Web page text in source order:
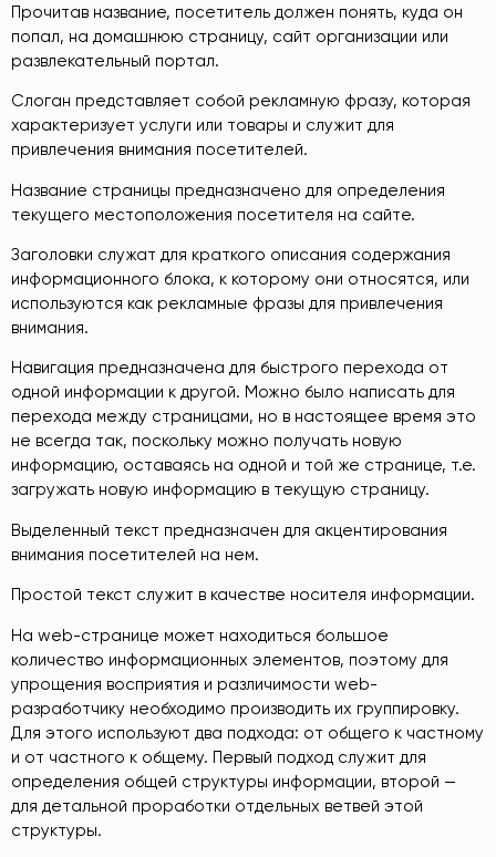
Прочитав название, посетитель должен понять, куда он
попал, на домашнюю страницу, сайт организации или
развлекательный портал.
Слоган представляет собой рекламную фразу, которая
характеризует услуги или товары и служит для
привлечения внимания посетителей.
Название страницы предназначено для определения
текущего местоположения посетителя на сайте.
Заголовки служат для краткого описания содержания
информационного блока, к которому они относятся, или
используются как рекламные фразы для привлечения
внимания.
Навигация предназначена для быстрого перехода от
одной информации к другой. Можно было написать для
перехода между страницами, но в настоящее время это
не всегда так, поскольку можно получать новую
информацию, оставаясь на одной и той же странице, т.е.
загружать новую информацию в текущую страницу.
Выделенный текст предназначен для акцентирования
внимания посетителей на нем.
Простой текст служит в качестве носителя информации.
На web-странице может находиться большое
количество информационных элементов, поэтому для
упрощения восприятия и различимости web-
разработчику необходимо производить их группировку.
Для этого используют два подхода: от общего к частному
и от частного к общему. Первый подход служит для
определения общей структуры информации, второй —
для детальной проработки отдельных ветвей этой
структуры.